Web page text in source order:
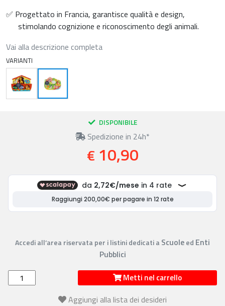
✅ Progettato in Francia, garantisce qualità e design,
stimolando cognizione e riconoscimento degli animali.
Vai alla descrizione completa
VARIANTI
DISPONIBILE
Spedizione in 24h*
€ 10,90
Accedi all’area riservata per i listini dedicati a Scuoleed Enti
Pubblici
Metti nel carrello
Aggiungi alla lista dei desideri